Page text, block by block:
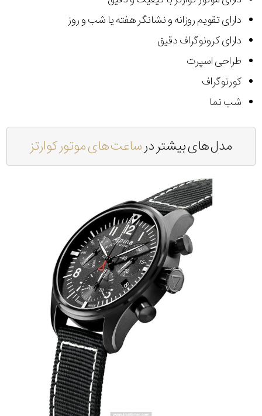
دارای تقویم روزانه و نشانگر هفته یا شب و روز
دارای کرونوگراف دقیق
طراحی اسپرت
کورنوگراف
شب نما
مدل های بیشتر درساعت های موتور کوارتز